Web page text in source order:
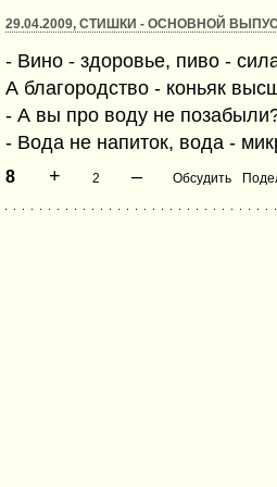
29.04.2009, СТИШКИ - ОСНОВНОЙ
- Вино - здоровье, пиво -
А благородство - коньяк
- А вы про воду не
- Вода не напиток, вода -
8 + 2 – Обсудить